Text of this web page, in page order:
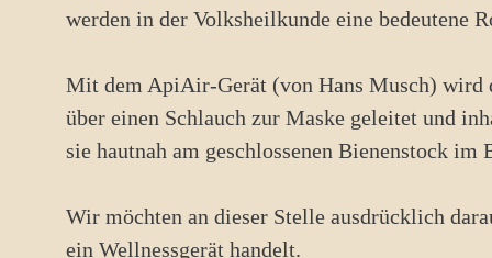
werden in der Volksheilkunde eine bedeutene
Mit dem ApiAir-Gerät (von Hans Musch) wird
über einen Schlauch zur Maske geleitet und
sie hautnah am geschlossenen Bienenstock im
Wir möchten an dieser Stelle ausdrücklich
ein Wellnessgerät handelt.